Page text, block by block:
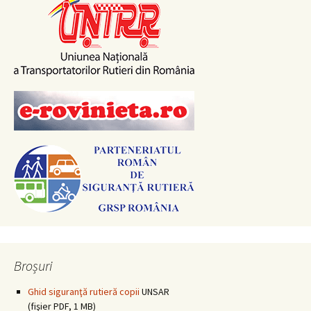
Broșuri
Ghid siguranţă rutieră copii UNSAR
(fişier PDF, 1 MB)